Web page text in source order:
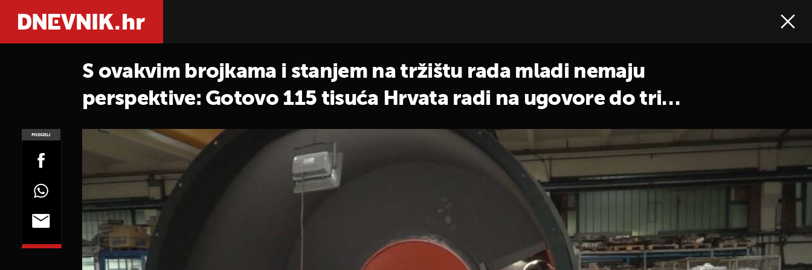
S ovakvim brojkama i stanjem na tržištu rada mladi nemaju
perspektive: Gotovo 115 tisuća Hrvata radi na ugovore do tri
mjeseca
PODIJELI